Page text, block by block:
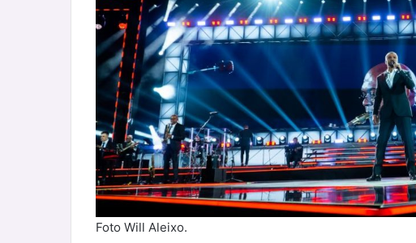
Foto Will Aleixo.